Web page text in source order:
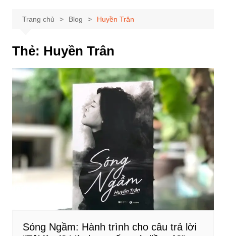
Trang chủ Blog Huyền Trân
Thẻ: Huyền Trân
Sóng Ngầm: Hành trình cho câu trả lời